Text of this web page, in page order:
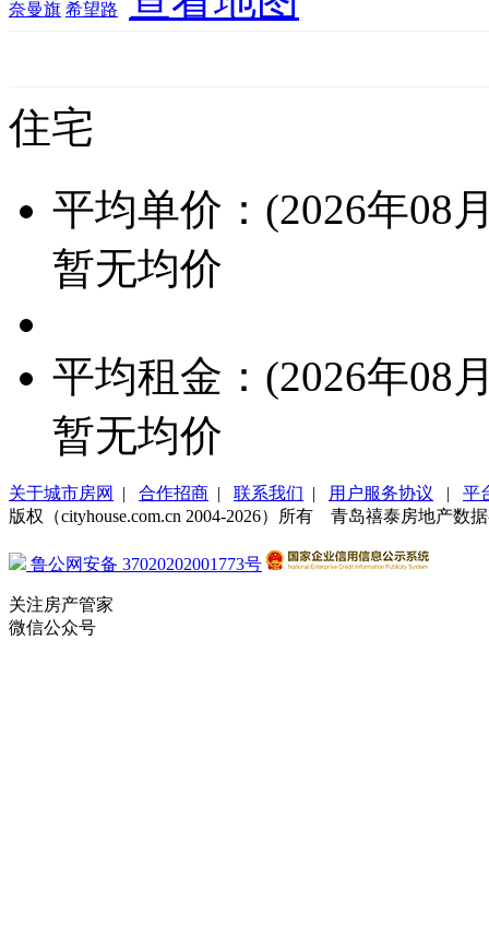
奈曼旗 希望路
住宅
平均单价：(2026年08
暂无均价
平均租金：(2026年08
暂无均价
关于城市房网 | 合作招商 | 联系我们 | 用户服务协议 | 平
版权（cityhouse.com.cn 2004-2026）所有 青岛禧泰房地产
鲁公网安备 37020202001773号
关注房产管家
微信公众号